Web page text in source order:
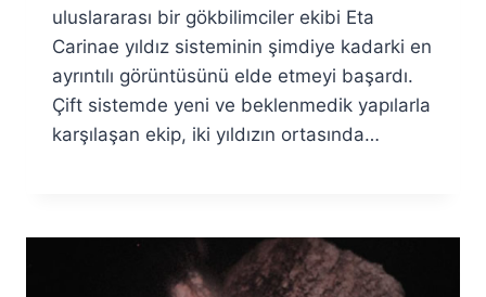
uluslararası bir gökbilimciler ekibi Eta
Carinae yıldız sisteminin şimdiye kadarki en
ayrıntılı görüntüsünü elde etmeyi başardı.
Çift sistemde yeni ve beklenmedik yapılarla
karşılaşan ekip, iki yıldızın ortasında…